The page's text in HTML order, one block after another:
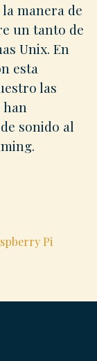
manera de
un tanto de
Unix. En
esta
las
han
sonido al
Pi